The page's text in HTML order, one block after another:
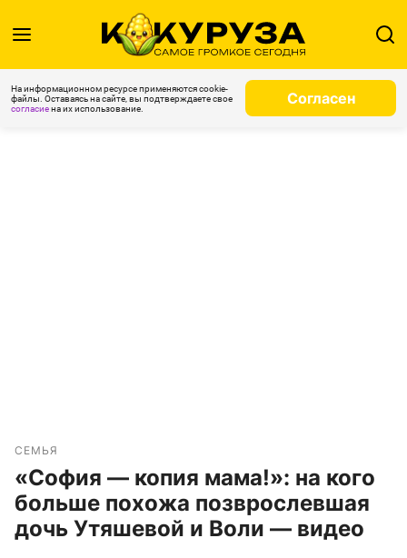
На информационном ресурсе применяются cookie-
файлы. Оставаясь на сайте, вы подтверждаете свое
согласиена их использование.
Согласен
СЕМЬЯ
«София — копия мама!»: на кого
больше похожа позврослевшая
дочь Утяшевой и Воли — видео